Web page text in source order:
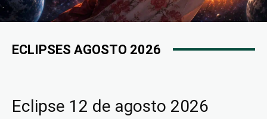
ECLIPSES AGOSTO 2026
Eclipse 12 de agosto 2026